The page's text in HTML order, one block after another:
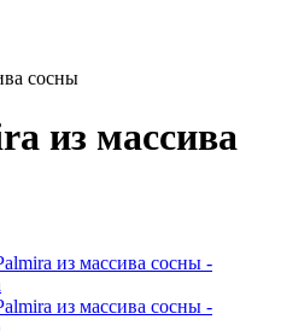
сосны
из массива